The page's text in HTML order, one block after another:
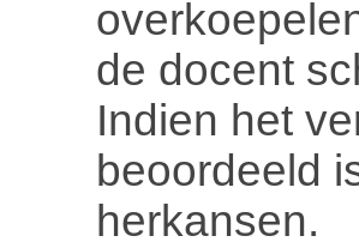
de docent
Indien het
beoordeeld
herkansen.